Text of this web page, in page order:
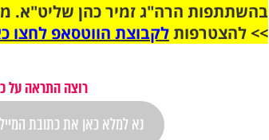
בהשתתפות הרה"ג זמיר כהן שליט"א.
>> להצטרפותלקבוצת הווטסאפ לחצו
רוצה התראה על